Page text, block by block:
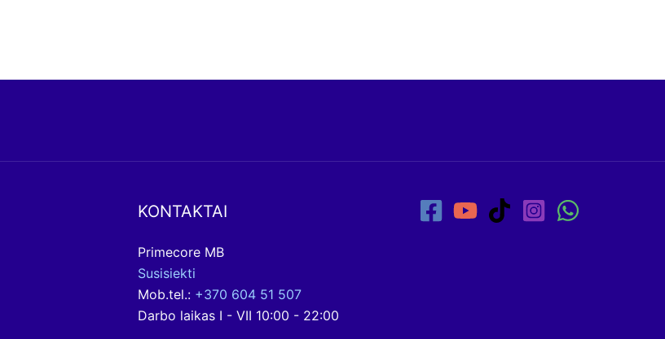
KONTAKTAI
Primecore MB
Susisiekti
Mob.tel.: +370 604 51 507
Darbo laikas I - VII 10:00 - 22:00